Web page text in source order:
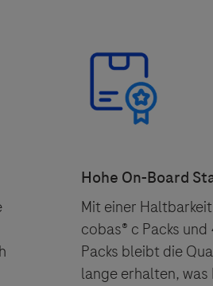
Mit einer
cobas® c Packs
Packs bleibt die
lange erhalten,